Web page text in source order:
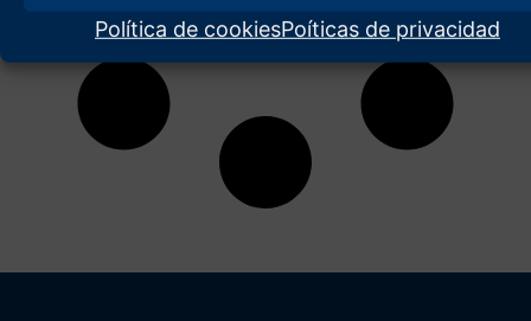
Política de cookiesPoíticas de privacidad